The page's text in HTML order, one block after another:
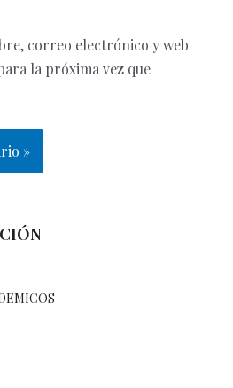
correo electrónico y web
la próxima vez que